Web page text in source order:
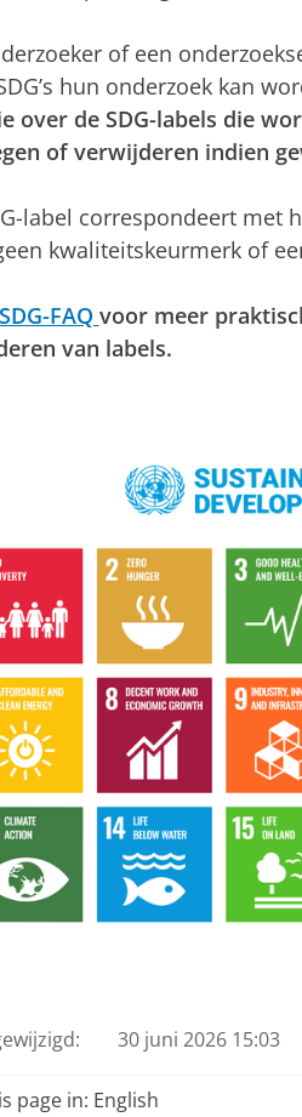
of een
hun onderzoek kan
over de SDG-labels die
of verwijderen indien
label correspondeert met
kwaliteitskeurmerk of
SDG-FAQ voor meer
van labels.
30 juni 2026 15:03
page in: English